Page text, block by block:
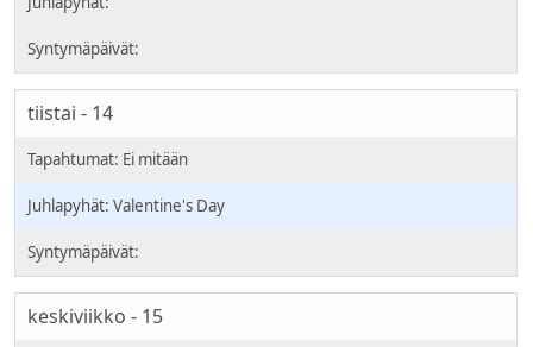
tiistai - 14
Valentine's Day
keskiviikko - 15